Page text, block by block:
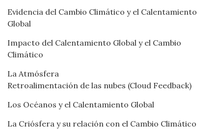
Evidencia del Cambio Climático y el Calentamiento
Global
Impacto del Calentamiento Global y el Cambio
Climático
La Atmósfera
Retroalimentación de las nubes (Cloud Feedback)
Los Océanos y el Calentamiento Global
La Criósfera y su relación con el Cambio Climático